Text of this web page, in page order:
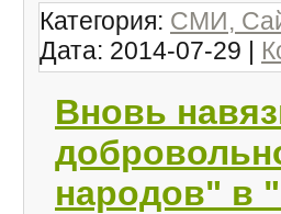
Категория: СМИ,
Дата: 2014-07-29 |
Вновь
народов" в